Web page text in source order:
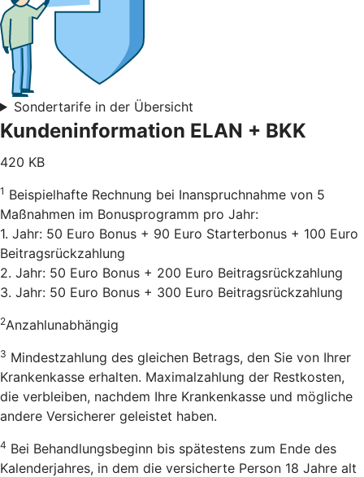
Sondertarife in der Übersicht
Kundeninformation ELAN + BKK
420 KB
1 Beispielhafte Rechnung bei Inanspruchnahme von 5
Maßnahmen im Bonusprogramm pro Jahr:
1. Jahr: 50 Euro Bonus + 90 Euro Starterbonus + 100 Euro
Beitragsrückzahlung
2. Jahr: 50 Euro Bonus + 200 Euro Beitragsrückzahlung
3. Jahr: 50 Euro Bonus + 300 Euro Beitragsrückzahlung
2Anzahlunabhängig
3 Mindestzahlung des gleichen Betrags, den Sie von Ihrer
Krankenkasse erhalten. Maximalzahlung der Restkosten,
die verbleiben, nachdem Ihre Krankenkasse und mögliche
andere Versicherer geleistet haben.
4 Bei Behandlungsbeginn bis spätestens zum Ende des
Kalenderjahres, in dem die versicherte Person 18 Jahre alt